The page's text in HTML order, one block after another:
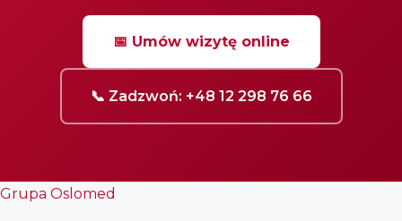
📅 Umów wizytę online
📞 Zadzwoń: +48 12 298 76 66
Grupa Oslomed